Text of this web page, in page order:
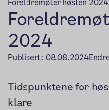
Foreldremøter høsten 2024
2024
Publisert: 08.08.2024
Tidspunktene for
klare